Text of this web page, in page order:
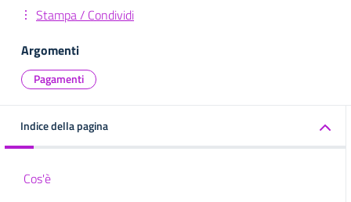
Stampa / Condividi
Argomenti
Pagamenti
Indice della pagina
Cos'è